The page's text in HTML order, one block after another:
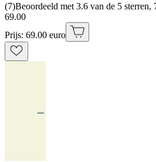
(7)Beoordeeld met 3.6 van de 5 sterren,
69.00
Prijs: 69.00 euro